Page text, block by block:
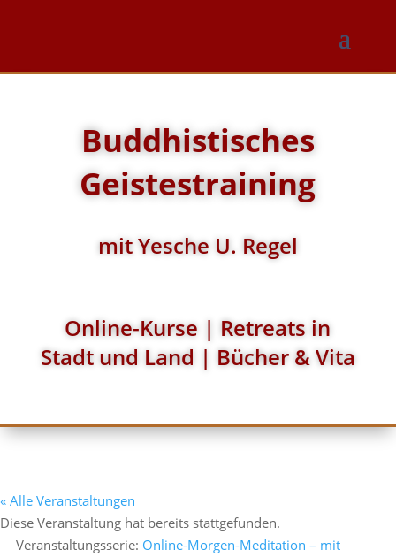
Buddhistisches
Geistestraining
mit Yesche U. Regel
Online-Kurse | Retreats in
Stadt und Land | Bücher & Vita
« Alle Veranstaltungen
Diese Veranstaltung hat bereits stattgefunden.
Veranstaltungsserie: Online-Morgen-Meditation – mit